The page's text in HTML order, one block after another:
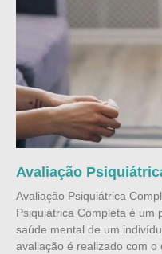
Avaliação
Avaliação Psiquiátrica
Psiquiátrica Completa é um
saúde mental de um
avaliação é realizado com